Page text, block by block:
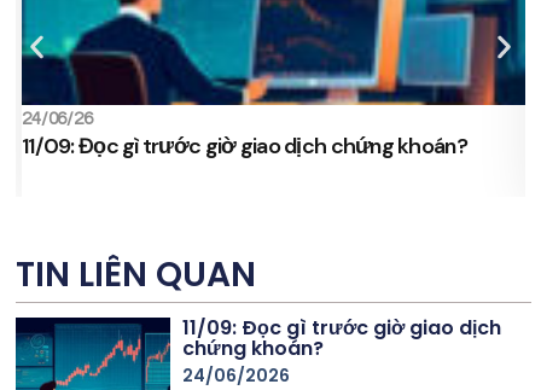
24/06/26
11/09: Đọc gì trước giờ giao dịch chứng khoán?
TIN LIÊN QUAN
11/09: Đọc gì trước giờ giao dịch
chứng khoán?
24/06/2026